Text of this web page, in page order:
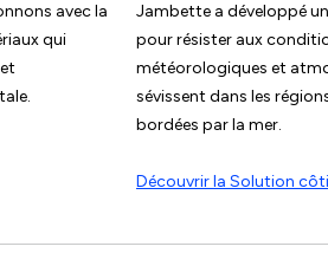
avec la
qui
Jambette a développé
pour résister aux
météorologiques et
sévissent dans les
bordées par la mer.
Découvrir la Solution